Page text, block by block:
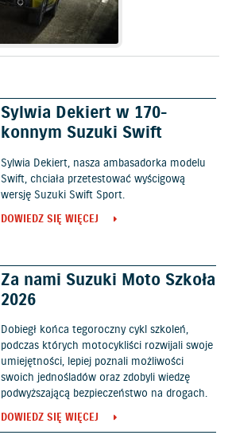
Sylwia Dekiert w 170-
konnym Suzuki Swift
Sylwia Dekiert, nasza ambasadorka modelu
Swift, chciała przetestować wyścigową
wersję Suzuki Swift Sport.
DOWIEDZ SIĘ WIĘCEJ
Za nami Suzuki Moto Szkoła
2026
Dobiegł końca tegoroczny cykl szkoleń,
podczas których motocykliści rozwijali swoje
umiejętności, lepiej poznali możliwości
swoich jednośladów oraz zdobyli wiedzę
podwyższającą bezpieczeństwo na drogach.
DOWIEDZ SIĘ WIĘCEJ